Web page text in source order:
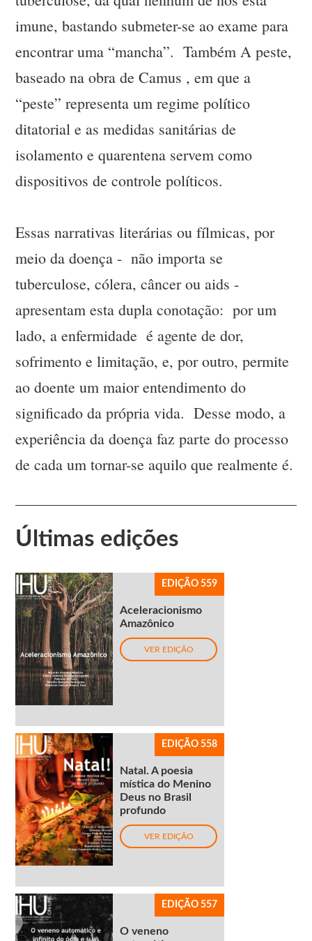
imune, bastando submeter-se ao exame para
encontrar uma “mancha”. Também A peste,
baseado na obra de Camus , em que a
“peste” representa um regime político
ditatorial e as medidas sanitárias de
isolamento e quarentena servem como
dispositivos de controle políticos.
Essas narrativas literárias ou fílmicas, por
meio da doença - não importa se
tuberculose, cólera, câncer ou aids -
apresentam esta dupla conotação: por um
lado, a enfermidade é agente de dor,
sofrimento e limitação, e, por outro, permite
ao doente um maior entendimento do
significado da própria vida. Desse modo, a
experiência da doença faz parte do processo
de cada um tornar-se aquilo que realmente é.
Últimas edições
EDIÇÃO 559
Aceleracionismo
Amazônico
VER EDIÇÃO
EDIÇÃO 558
Natal. A poesia
mística do Menino
Deus no Brasil
profundo
VER EDIÇÃO
EDIÇÃO 557
O veneno